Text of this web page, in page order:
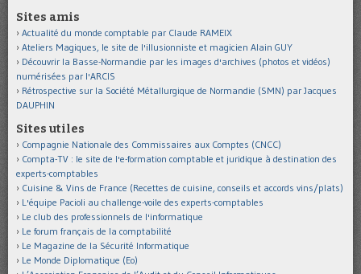
Sites amis
Actualité du monde comptable par Claude RAMEIX
Ateliers Magiques, le site de l'illusionniste et magicien Alain GUY
Découvrir la Basse-Normandie par les images d'archives (photos et vidéos)
numérisées par l'ARCIS
Rétrospective sur la Société Métallurgique de Normandie (SMN) par Jacques
DAUPHIN
Sites utiles
Compagnie Nationale des Commissaires aux Comptes (CNCC)
Compta-TV : le site de l'e-formation comptable et juridique à destination des
experts-comptables
Cuisine & Vins de France (Recettes de cuisine, conseils et accords vins/plats)
L'équipe Pacioli au challenge-voile des experts-comptables
Le club des professionnels de l'informatique
Le forum français de la comptabilité
Le Magazine de la Sécurité Informatique
Le Monde Diplomatique (Eo)